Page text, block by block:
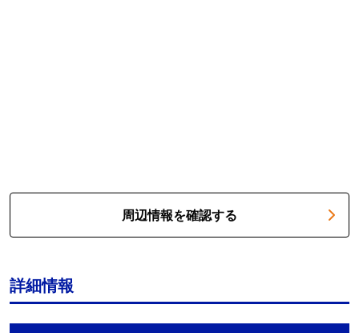
周辺情報を確認する
詳細情報